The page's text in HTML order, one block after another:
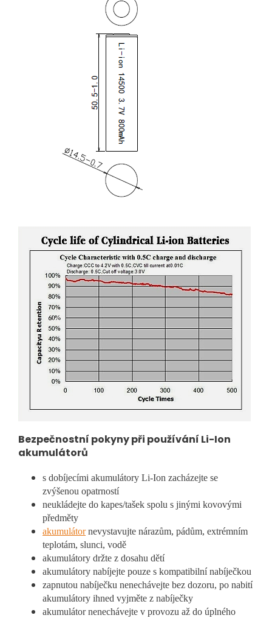
Bezpečnostní pokyny při používání Li-Ion
akumulátorů
s dobíjecími akumulátory Li-Ion zacházejte se
zvýšenou opatrností
neukládejte do kapes/tašek spolu s jinými kovovými
předměty
akumulátornevystavujte nárazům, pádům, extrémním
teplotám, slunci, vodě
akumulátory držte z dosahu dětí
akumulátory nabíjejte pouze s kompatibilní nabíječkou
zapnutou nabíječku nenechávejte bez dozoru, po nabití
akumulátory ihned vyjměte z nabíječky
akumulátor nenechávejte v provozu až do úplného